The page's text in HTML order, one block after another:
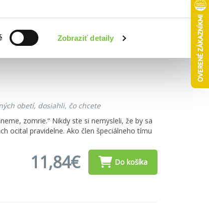
Zobraziť detaily
Zoradiť podľa:
obetí, dosiahli, čo chcete
zomrie.“ Nikdy ste si nemysleli, že by sa
ocital pravidelne. Ako člen špeciálneho tímu
11,84€ Do košíka